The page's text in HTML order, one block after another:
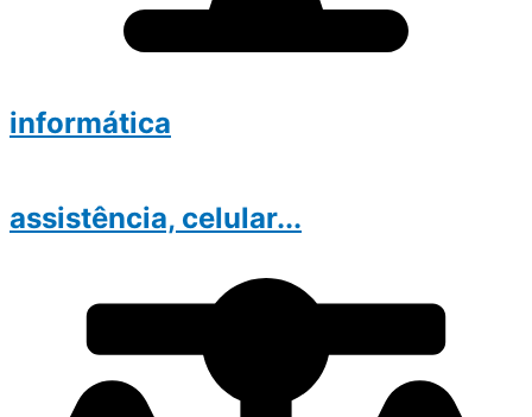
informática
assistência, celular...